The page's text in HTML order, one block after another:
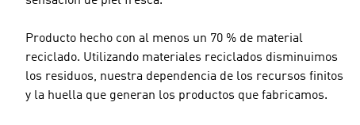
Producto hecho con al menos un 70 % de material
reciclado. Utilizando materiales reciclados disminuimos
los residuos, nuestra dependencia de los recursos finitos
y la huella que generan los productos que fabricamos.